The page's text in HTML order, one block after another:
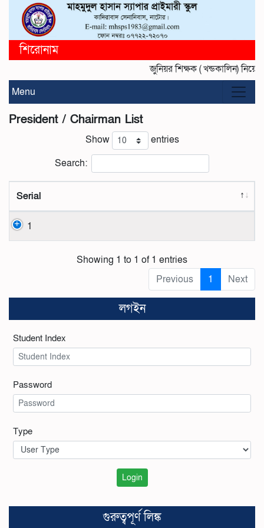
শিরোনাম
জুনিয়র শিক্ষক ( খন্ডকালিন)
Menu
President / Chairman List
Show
entries
Search:
Serial
1
Showing 1 to 1 of 1 entries
Previous
1 Next
লগইন
Student Index
Password
Type
Login
গুরুত্বপূর্ণ লিঙ্ক